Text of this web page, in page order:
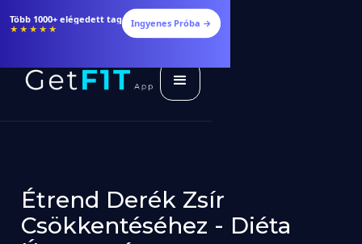
Több 1000+ elégedett tag
★★★★★ Ingyenes Próba →
Étrend Derék Zsír
Csökkentéséhez - Diéta